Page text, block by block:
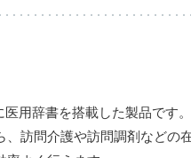
用辞書を搭載した製品です。
訪問介護や訪問調剤などの